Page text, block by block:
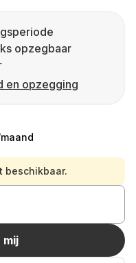
opzegbaar
en opzegging
beschikbaar.
mij